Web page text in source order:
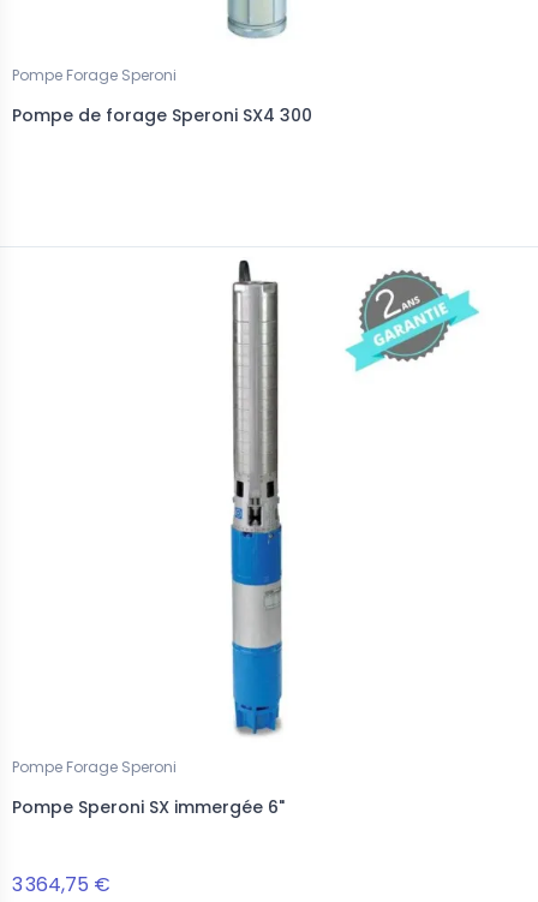
Pompe Forage Speroni
Pompe de forage Speroni SX4 300
Pompe Forage Speroni
Pompe Speroni SX immergée 6"
3 364,75 €